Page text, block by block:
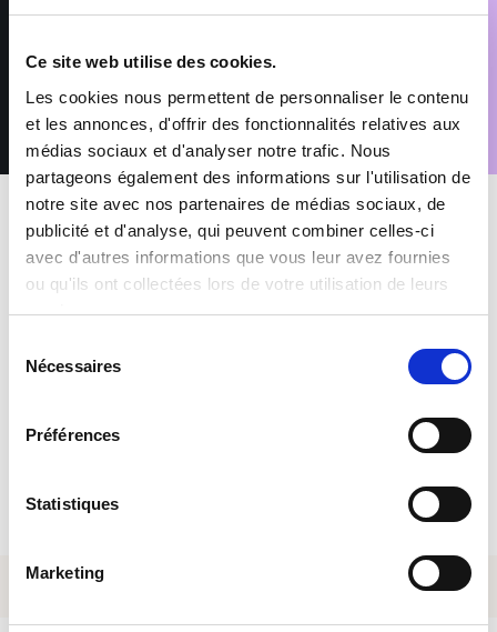
Ce site web utilise des cookies.
Les cookies nous permettent de personnaliser le contenu
et les annonces, d'offrir des fonctionnalités relatives aux
médias sociaux et d'analyser notre trafic. Nous
partageons également des informations sur l'utilisation de
notre site avec nos partenaires de médias sociaux, de
publicité et d'analyse, qui peuvent combiner celles-ci
avec d'autres informations que vous leur avez fournies
ou qu'ils ont collectées lors de votre utilisation de leurs
services.
Nécessaires
Préférences
Statistiques
Marketing
Prime de participation & CET
d’opposition pour motifs légitimes, en adressant votre demande